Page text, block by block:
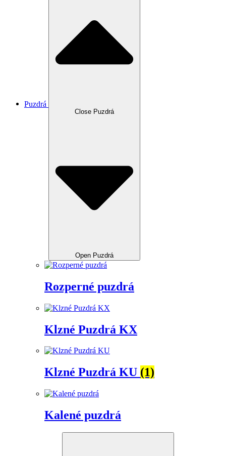
Puzdrá
Close Puzdrá
Open Puzdrá
Rozperné puzdrá
Klzné Puzdrá KX
Klzné Puzdrá KU (1)
Kalené puzdrá